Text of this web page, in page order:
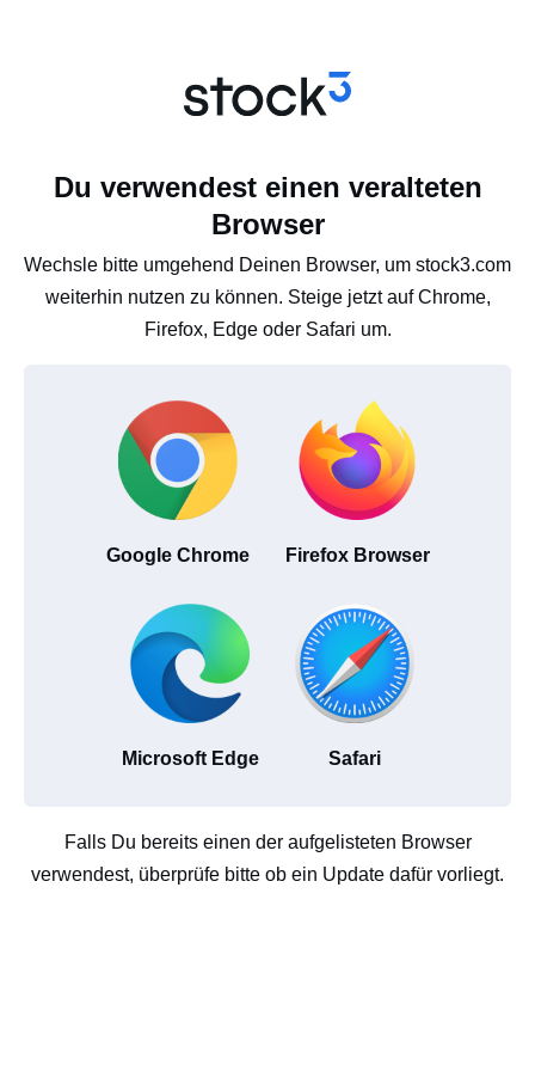
Du verwendest einen veralteten
Browser
Wechsle bitte umgehend Deinen Browser, um stock3.com
weiterhin nutzen zu können. Steige jetzt auf Chrome,
Firefox, Edge oder Safari um.
Google Chrome Firefox Browser
Microsoft Edge Safari
Falls Du bereits einen der aufgelisteten Browser
verwendest, überprüfe bitte ob ein Update dafür vorliegt.